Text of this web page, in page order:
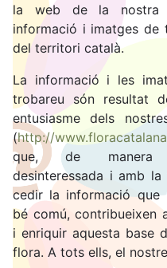
la web de la nostra
informació i imatges de
del territori català.
La informació i les
trobareu són resultat
entusiasme dels
(http://
que, de manera
desinteressada i amb
cedir la informació que
bé comú, contribueixen
i enriquir aquesta base
flora. A tots ells, el